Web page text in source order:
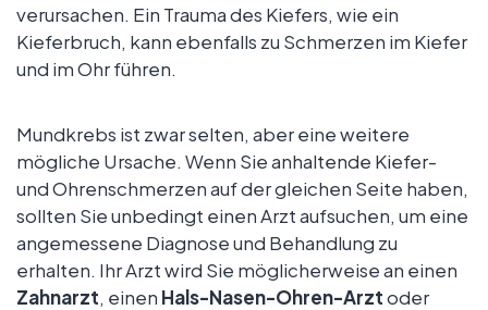
verursachen. Ein Trauma des Kiefers, wie ein
Kieferbruch, kann ebenfalls zu Schmerzen im Kiefer
und im Ohr führen.
Mundkrebs ist zwar selten, aber eine weitere
mögliche Ursache. Wenn Sie anhaltende Kiefer-
und Ohrenschmerzen auf der gleichen Seite haben,
sollten Sie unbedingt einen Arzt aufsuchen, um eine
angemessene Diagnose und Behandlung zu
erhalten. Ihr Arzt wird Sie möglicherweise an einen
Zahnarzt, einen Hals-Nasen-Ohren-Arztoder